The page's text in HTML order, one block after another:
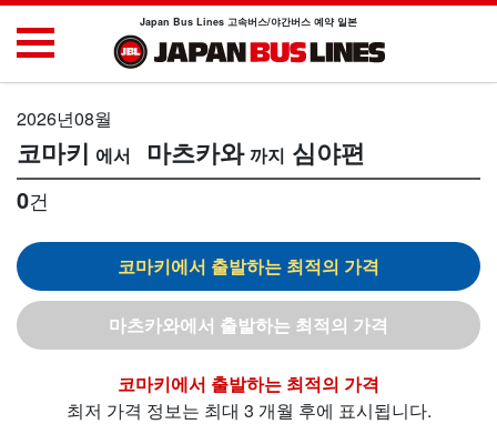
Japan Bus Lines 고속버스/야간버스 예약 일본
2026년08월
코마키 마츠카와 심야편
0건
코마키
마츠카와
코마키
최저 가격 정보는 최대 3 개월 후에 표시됩니다.